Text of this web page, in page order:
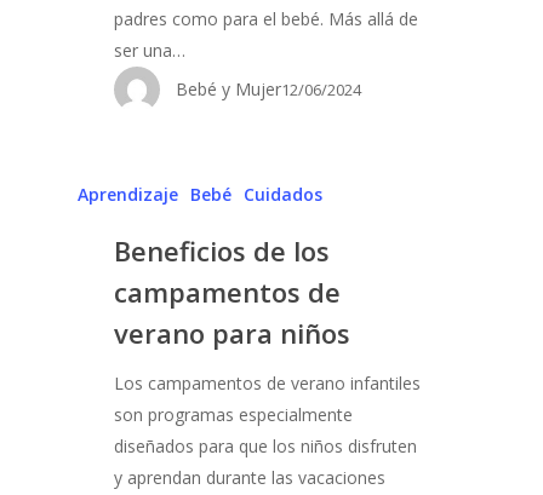
padres como para el bebé. Más allá de
ser una…
Bebé y Mujer12/06/2024
Aprendizaje Bebé Cuidados
Beneficios de los
campamentos de
verano para niños
Los campamentos de verano infantiles
son programas especialmente
diseñados para que los niños disfruten
y aprendan durante las vacaciones